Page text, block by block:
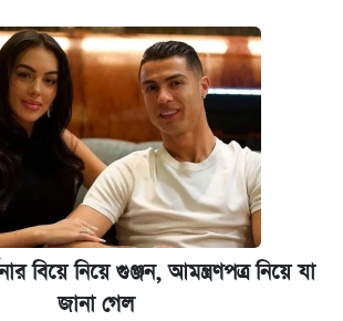
বিয়ে নিয়ে গুঞ্জন, আমন্ত্রণপত্র নিয়ে যা
জানা গেল